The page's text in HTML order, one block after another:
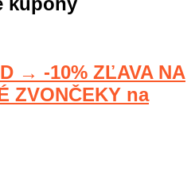
→ -10% ZĽAVA NA
ZVONČEKY na